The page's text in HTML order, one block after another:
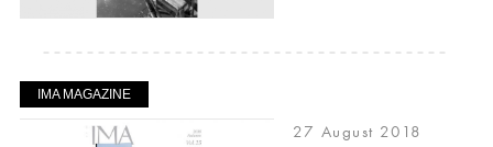
IMA MAGAZINE
27 August 2018